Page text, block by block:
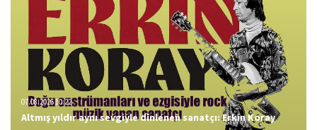
07.08.2026 10:22
Altmış yıldır aynı sevgiyle dinlenen sanatçı: Erkin Koray